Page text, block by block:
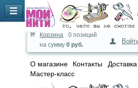
Корзина
0 позиций
на сумму0 руб.
О магазине Контакты Доставка
Мастер-класс